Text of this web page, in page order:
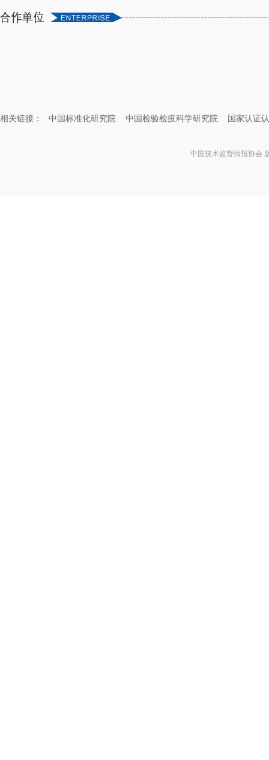
相关链接： 中国标准化研究院 中国检验检疫科学研究院 国家认证
中国技术监督情报协会